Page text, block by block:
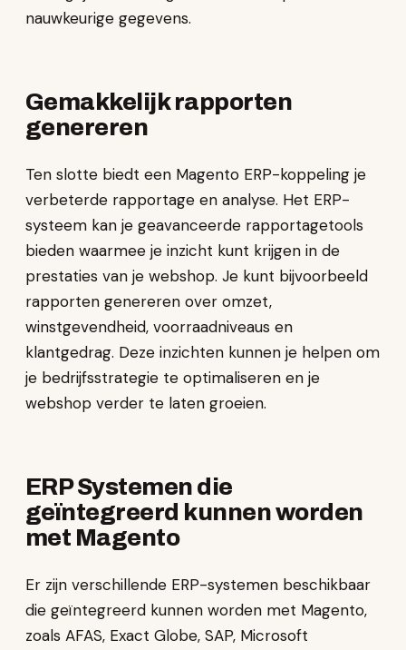
nauwkeurige gegevens.
Gemakkelijk rapporten
genereren
Ten slotte biedt een Magento ERP-koppeling je
verbeterde rapportage en analyse. Het ERP-
systeem kan je geavanceerde rapportagetools
bieden waarmee je inzicht kunt krijgen in de
prestaties van je webshop. Je kunt bijvoorbeeld
rapporten genereren over omzet,
winstgevendheid, voorraadniveaus en
klantgedrag. Deze inzichten kunnen je helpen om
je bedrijfsstrategie te optimaliseren en je
webshop verder te laten groeien.
ERP Systemen die
geïntegreerd kunnen worden
met Magento
Er zijn verschillende ERP-systemen beschikbaar
die geïntegreerd kunnen worden met Magento,
zoals AFAS, Exact Globe, SAP, Microsoft